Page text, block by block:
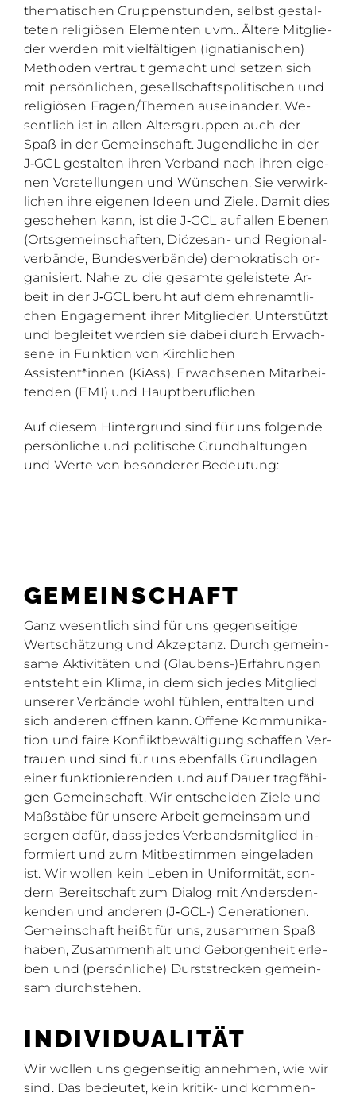
the­ma­ti­schen Grup­pen­stun­den, selbst ge­stal­
te­ten re­li­giö­sen Ele­men­ten uvm.. Äl­te­re Mit­glie­
der wer­den mit viel­fäl­ti­gen (igna­tia­ni­schen)
Me­tho­den ver­traut ge­macht und set­zen sich
mit per­sön­li­chen, ge­sell­schafts­po­li­ti­schen und
re­li­giö­sen Fragen/Themen aus­ein­an­der. We­
sent­lich ist in al­len Al­ters­grup­pen auch der
Spaß in der Ge­mein­schaft. Ju­gend­li­che in der
J‑GCL ge­stal­ten ih­ren Ver­band nach ih­ren ei­ge­
nen Vor­stel­lun­gen und Wün­schen. Sie ver­wirk­
li­chen ihre ei­ge­nen Ideen und Zie­le. Da­mit dies
ge­sche­hen kann, ist die J‑GCL auf al­len Ebe­nen
(Orts­ge­mein­schaf­ten, Diö­ze­san- und Re­gio­nal­
ver­bän­de, Bun­des­ver­bän­de) de­mo­kra­tisch or­
ga­ni­siert. Nahe zu die ge­sam­te ge­leis­te­te Ar­
beit in der J‑GCL be­ruht auf dem eh­ren­amt­li­
chen En­ga­ge­ment ih­rer Mit­glie­der. Un­ter­stützt
und be­glei­tet wer­den sie da­bei durch Er­wach­
se­ne in Funk­ti­on von Kirch­li­chen
Assistent*innen (Ki­Ass), Er­wach­se­nen Mit­ar­bei­
ten­den (EMI) und Haupt­be­ruf­li­chen.
Auf die­sem Hin­ter­grund sind für uns fol­gen­de
per­sön­li­che und po­li­ti­sche Grund­hal­tun­gen
und Wer­te von be­son­de­rer Be­deu­tung:
GE­MEIN­SCHAFT
Ganz we­sent­lich sind für uns ge­gen­sei­ti­ge
Wert­schät­zung und Ak­zep­tanz. Durch ge­mein­
sa­me Ak­ti­vi­tä­ten und (Glaubens-)Erfahrungen
ent­steht ein Kli­ma, in dem sich je­des Mit­glied
un­se­rer Ver­bän­de wohl füh­len, ent­fal­ten und
sich an­de­ren öff­nen kann. Of­fe­ne Kom­mu­ni­ka­
ti­on und fai­re Kon­flikt­be­wäl­ti­gung schaf­fen Ver­
trau­en und sind für uns eben­falls Grund­la­gen
ei­ner funk­tio­nie­ren­den und auf Dau­er trag­fä­hi­
gen Ge­mein­schaft. Wir ent­schei­den Zie­le und
Maß­stä­be für un­se­re Ar­beit ge­mein­sam und
sor­gen da­für, dass je­des Ver­bands­mit­glied in­
for­miert und zum Mit­be­stim­men ein­ge­la­den
ist. Wir wol­len kein Le­ben in Uni­for­mi­tät, son­
dern Be­reit­schaft zum Dia­log mit An­ders­den­
ken­den und an­de­ren (J‑GCL-) Ge­ne­ra­tio­nen.
Ge­mein­schaft heißt für uns, zu­sam­men Spaß
ha­ben, Zu­sam­men­halt und Ge­bor­gen­heit er­le­
ben und (per­sön­li­che) Durst­stre­cken ge­mein­
sam durch­ste­hen.
IN­DI­VI­DUA­LI­TÄT
Wir wol­len uns ge­gen­sei­tig an­neh­men, wie wir
sind. Das be­deu­tet, kein kri­tik- und kom­men­